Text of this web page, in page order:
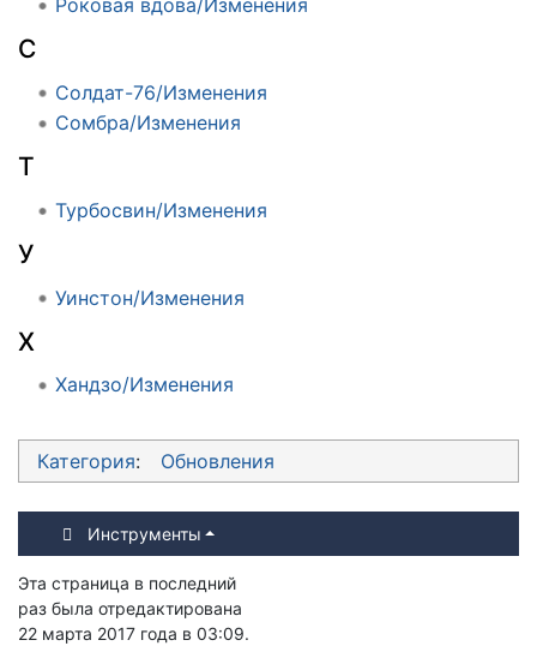
С
Солдат-76/Изменения
Сомбра/Изменения
Т
Турбосвин/Изменения
У
Уинстон/Изменения
Х
Хандзо/Изменения
Категория: Обновления
Инструменты
Эта страница в последний
раз была отредактирована
22 марта 2017 года в 03:09.